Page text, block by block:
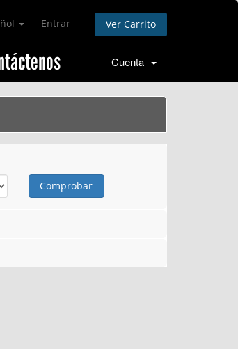
Entrar Ver Carrito
Cuenta
Comprobar